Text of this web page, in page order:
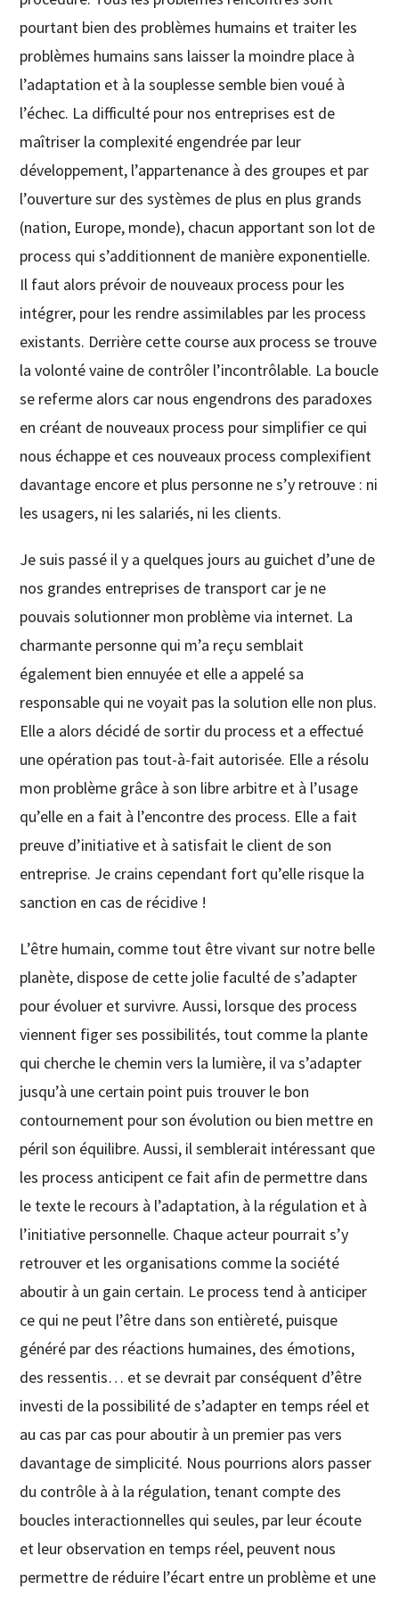
pourtant bien des problèmes humains et traiter les
problèmes humains sans laisser la moindre place à
l’adaptation et à la souplesse semble bien voué à
l’échec. La difficulté pour nos entreprises est de
maîtriser la complexité engendrée par leur
développement, l’appartenance à des groupes et par
l’ouverture sur des systèmes de plus en plus grands
(nation, Europe, monde), chacun apportant son lot de
process qui s’additionnent de manière exponentielle.
Il faut alors prévoir de nouveaux process pour les
intégrer, pour les rendre assimilables par les process
existants. Derrière cette course aux process se trouve
la volonté vaine de contrôler l’incontrôlable. La boucle
se referme alors car nous engendrons des paradoxes
en créant de nouveaux process pour simplifier ce qui
nous échappe et ces nouveaux process complexifient
davantage encore et plus personne ne s’y retrouve : ni
les usagers, ni les salariés, ni les clients.
Je suis passé il y a quelques jours au guichet d’une de
nos grandes entreprises de transport car je ne
pouvais solutionner mon problème via internet. La
charmante personne qui m’a reçu semblait
également bien ennuyée et elle a appelé sa
responsable qui ne voyait pas la solution elle non plus.
Elle a alors décidé de sortir du process et a effectué
une opération pas tout-à-fait autorisée. Elle a résolu
mon problème grâce à son libre arbitre et à l’usage
qu’elle en a fait à l’encontre des process. Elle a fait
preuve d’initiative et à satisfait le client de son
entreprise. Je crains cependant fort qu’elle risque la
sanction en cas de récidive !
L’être humain, comme tout être vivant sur notre belle
planète, dispose de cette jolie faculté de s’adapter
pour évoluer et survivre. Aussi, lorsque des process
viennent figer ses possibilités, tout comme la plante
qui cherche le chemin vers la lumière, il va s’adapter
jusqu’à une certain point puis trouver le bon
contournement pour son évolution ou bien mettre en
péril son équilibre. Aussi, il semblerait intéressant que
les process anticipent ce fait afin de permettre dans
le texte le recours à l’adaptation, à la régulation et à
l’initiative personnelle. Chaque acteur pourrait s’y
retrouver et les organisations comme la société
aboutir à un gain certain. Le process tend à anticiper
ce qui ne peut l’être dans son entièreté, puisque
généré par des réactions humaines, des émotions,
des ressentis… et se devrait par conséquent d’être
investi de la possibilité de s’adapter en temps réel et
au cas par cas pour aboutir à un premier pas vers
davantage de simplicité. Nous pourrions alors passer
du contrôle à à la régulation, tenant compte des
boucles interactionnelles qui seules, par leur écoute
et leur observation en temps réel, peuvent nous
permettre de réduire l’écart entre un problème et une